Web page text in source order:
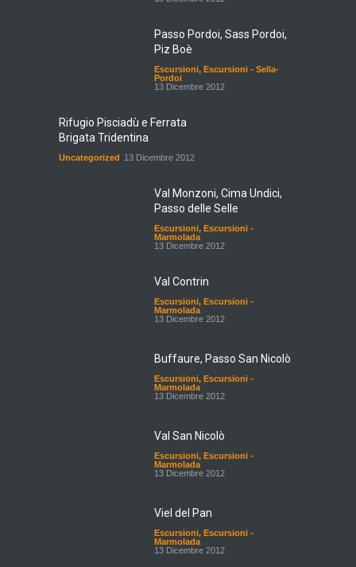
Passo Pordoi, Sass Pordoi,
Piz Boè
Escursioni, Escursioni - Sella-
Pordoi
13 Dicembre 2012
Rifugio Pisciadù e Ferrata
Brigata Tridentina
Uncategorized 13 Dicembre 2012
Val Monzoni, Cima Undici,
Passo delle Selle
Escursioni, Escursioni -
Marmolada
13 Dicembre 2012
Val Contrin
Escursioni, Escursioni -
Marmolada
13 Dicembre 2012
Buffaure, Passo San Nicolò
Escursioni, Escursioni -
Marmolada
13 Dicembre 2012
Val San Nicolò
Escursioni, Escursioni -
Marmolada
13 Dicembre 2012
Viel del Pan
Escursioni, Escursioni -
Marmolada
13 Dicembre 2012